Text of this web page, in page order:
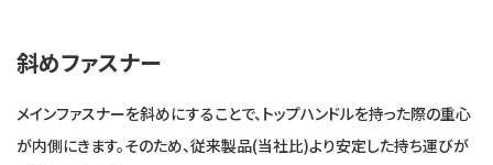
斜めファスナー
メインファスナーを斜めにすることで、トップハンドルを持った際の重心
が内側にきます。そのため、従来製品(当社比)より安定した持ち運びが